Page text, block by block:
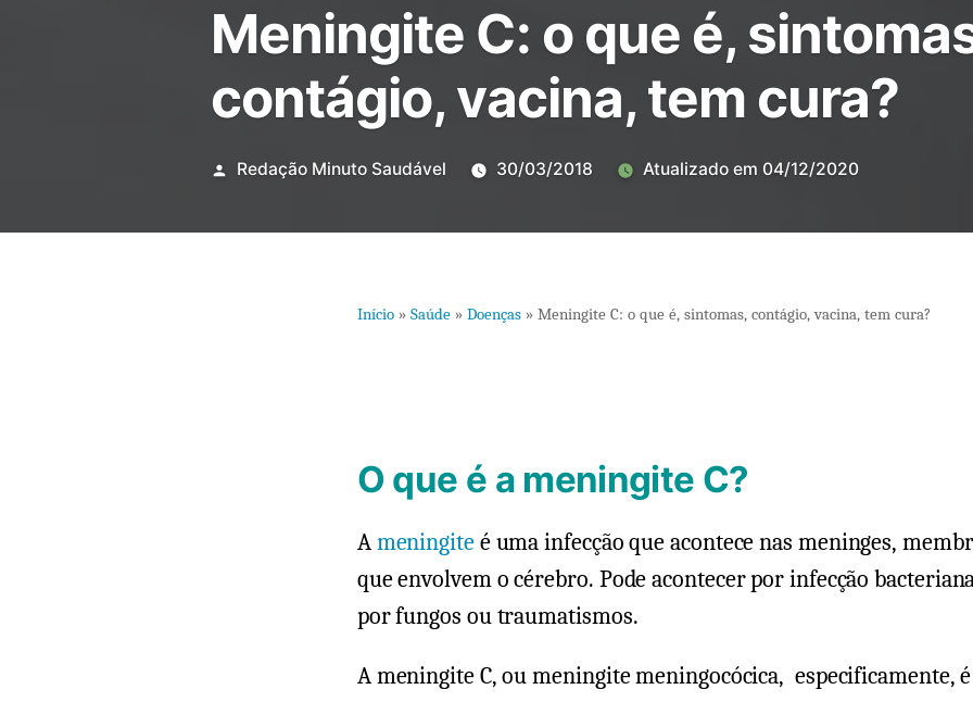
Meningite C: o que é,
contágio, vacina, tem cura?
Redação Minuto Saudável 30/03/2018 Atualizado em 04/12/2020
Início» Saúde» Doenças» Meningite C: o que é, sintomas, contágio, vacina, tem cura?
O que é a meningite C?
Ameningiteé uma infecção que acontece nas meninges,
que envolvem o cérebro. Pode acontecer por infecção
por fungos ou traumatismos.
A meningite C, ou meningite meningocócica, especificamente,